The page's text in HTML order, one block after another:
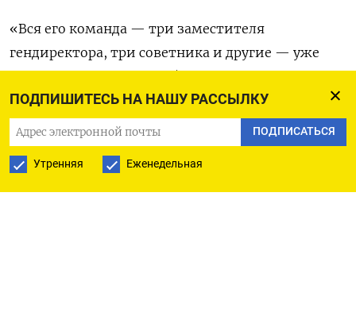
ПОДПИШИТЕСЬ НА НАШУ РАССЫЛКУ
ПОДПИСАТЬСЯ
Утренняя Еженедельная
«Вся его команда — три заместителя
гендиректора, три советника и другие — уже
ушли в отставку», — добавил он. Всего
у Морозовабыло пять заместителей: Дмитрий
Донской, Юрий Зернов, Сергей Логинов, Андрей
Новоселов и Виктор Щитов. С чем связаны эти
кадровые решения, не указано.